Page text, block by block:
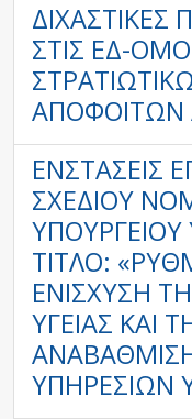
ΔΙΧΑΣΤΙΚΈΣ
ΣΤΙΣ ΕΔ-
ΑΠΟΦΟΊΤΩΝ
ΕΝΣΤΑΣΕΙΣ
ΣΧΕΔΙΟΥ
ΥΠΟΥΡΓΕΙΟΥ
ΤΙΤΛΟ:
ΕΝΙΣΧΥΣΗ
ΥΓΕΙΑΣ ΚΑΙ
ΥΠΗΡΕΣΙΩΝ